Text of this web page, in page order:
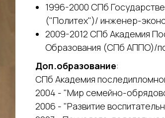
1996-2000 СПб
("Политех")/ инженер-
2009-2012 СПб Академия
Образования (СПб АППО)/
Доп.образование:
СПб Академия
2004 - "Мир семейно-
2006 - "Развитие